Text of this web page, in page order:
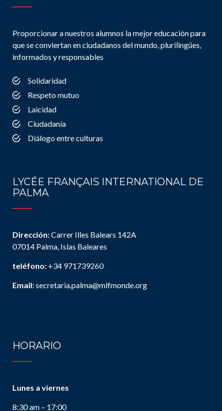
Proporcionar a nuestros alumnos la mejor educación para
que se conviertan en ciudadanos del mundo, plurilingües,
informados y responsables
Solidaridad
Respeto mutuo
Laicidad
Ciudadanía
Diálogo entre culturas
LYCÉE FRANÇAIS INTERNATIONAL DE
PALMA
Dirección:Carrer Illes Balears 142A
07014 Palma, Islas Baleares
teléfono: +34 971739260
Email:secretaria.palma@mlfmonde.org
HORARIO
Lunes a viernes
8:30 am – 17:00